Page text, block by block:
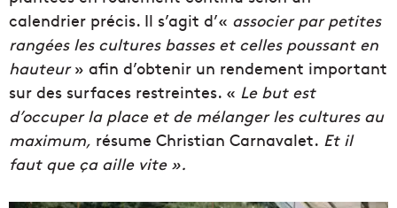
calendrier précis. Il s’agit d’« associer par petites
rangées les cultures basses et celles poussant en
hauteur» afin d’obtenir un rendement important
sur des surfaces restreintes. « Le but est
d’occuper la place et de mélanger les cultures au
maximum, résume Christian Carnavalet. Et il
faut que ça aille vite ».